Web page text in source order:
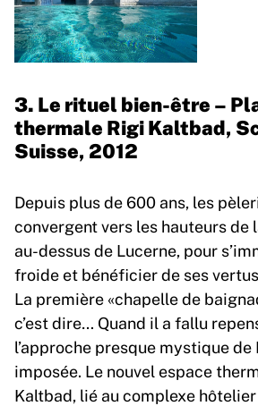
3. Le rituel bien-être –
thermale Rigi Kaltbad,
Suisse, 2012
Depuis plus de 600 ans, les
convergent vers les hauteurs de
au-dessus de Lucerne, pour
froide et bénéficier de ses
La première «chapelle de
c’est dire… Quand il a fallu
l’approche presque mystique de
imposée. Le nouvel espace
Kaltbad, lié au complexe